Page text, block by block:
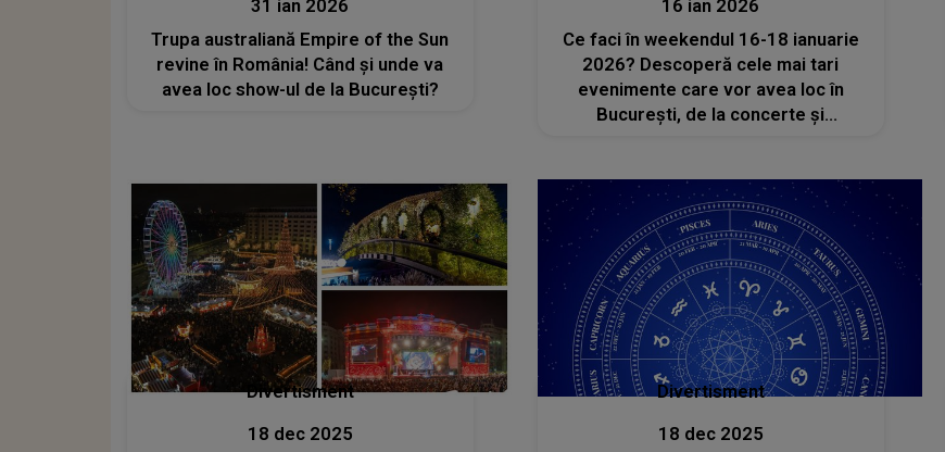
31 ian 2026
Trupa australiană Empire of the Sun
revine în România! Când și unde va
avea loc show-ul de la București?
16 ian 2026
Ce faci în weekendul 16-18 ianuarie
2026? Descoperă cele mai tari
evenimente care vor avea loc în
București, de la concerte și
Divertisment
18 dec 2025
Divertisment
18 dec 2025